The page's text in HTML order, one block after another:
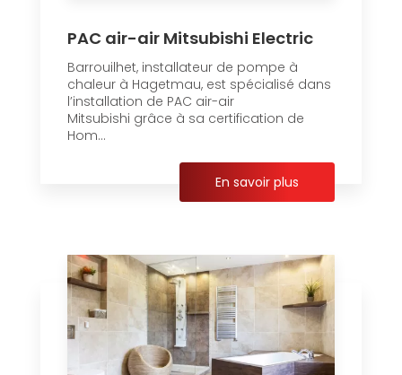
PAC air-air Mitsubishi Electric
Barrouilhet, installateur de pompe à
chaleur à Hagetmau, est spécialisé dans
l’installation de PAC air-air
Mitsubishi grâce à sa certification de
Hom...
En savoir plus